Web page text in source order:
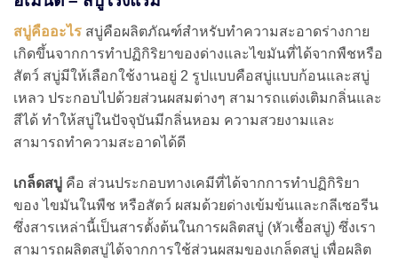
สบู่คืออะไร สบู่คือผลิตภัณฑ์สำหรับทำความสะอาดร่างกาย
เกิดขึ้นจากการทำปฏิกิริยาของด่างและไขมันที่ได้จากพืชหรือ
สัตว์ สบู่มีให้เลือกใช้งานอยู่ 2 รูปแบบคือสบู่แบบก้อนและสบู่
เหลว ประกอบไปด้วยส่วนผสมต่างๆ สามารถแต่งเติมกลิ่นและ
สีได้ ทำให้สบู่ในปัจจุบันมีกลิ่นหอม ความสวยงามและ
สามารถทำความสะอาดได้ดี
เกล็ดสบู่ คือ ส่วนประกอบทางเคมีที่ได้จากการทำปฏิกิริยา
ของ ไขมันในพืช หรือสัตว์ ผสมด้วยด่างเข้มข้นและกลีเซอรีน
ซึ่งสารเหล่านี้เป็นสารตั้งต้นในการผลิตสบู่ (หัวเชื้อสบู่) ซึ่งเรา
สามารถผลิตสบู่ได้จากการใช้ส่วนผสมของเกล็ดสบู่ เพื่อผลิต